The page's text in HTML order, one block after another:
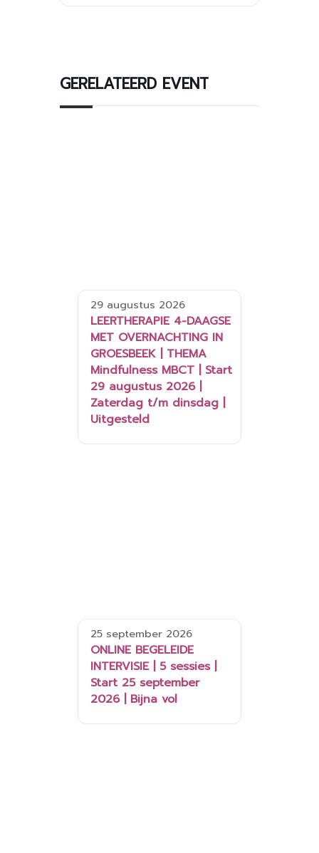
GERELATEERD EVENT
29 augustus 2026
LEERTHERAPIE 4-DAAGSE
MET OVERNACHTING IN
GROESBEEK | THEMA
Mindfulness MBCT | Start
29 augustus 2026 |
Zaterdag t/m dinsdag |
Uitgesteld
25 september 2026
ONLINE BEGELEIDE
INTERVISIE | 5 sessies |
Start 25 september
2026 | Bijna vol